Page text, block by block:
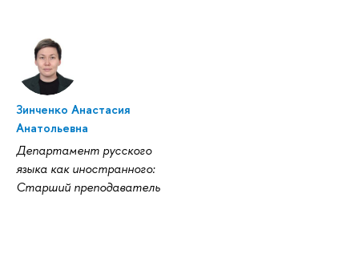
Зинченко Анастасия
Анатольевна
Департамент русского
языка как иностранного:
Старший преподаватель